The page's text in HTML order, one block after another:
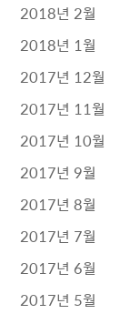
2018년 2월
2018년 1월
2017년 12월
2017년 11월
2017년 10월
2017년 9월
2017년 8월
2017년 7월
2017년 6월
2017년 5월